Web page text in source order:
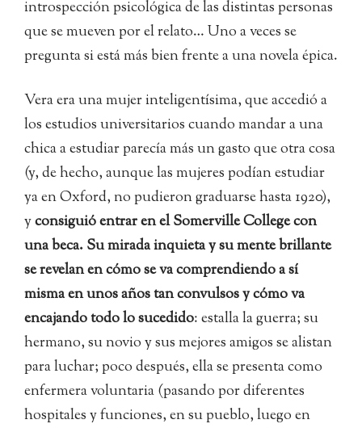
introspección psicológica de las distintas personas
que se mueven por el relato… Uno a veces se
pregunta si está más bien frente a una novela épica.
Vera era una mujer inteligentísima, que accedió a
los estudios universitarios cuando mandar a una
chica a estudiar parecía más un gasto que otra cosa
(y, de hecho, aunque las mujeres podían estudiar
ya en Oxford, no pudieron graduarse hasta 1920),
yconsiguió entrar en el Somerville College con
una beca. Su mirada inquieta y su mente brillante
se revelan en cómo se va comprendiendo a sí
misma en unos años tan convulsos y cómo va
encajando todo lo sucedido: estalla la guerra; su
hermano, su novio y sus mejores amigos se alistan
para luchar; poco después, ella se presenta como
enfermera voluntaria (pasando por diferentes
hospitales y funciones, en su pueblo, luego en